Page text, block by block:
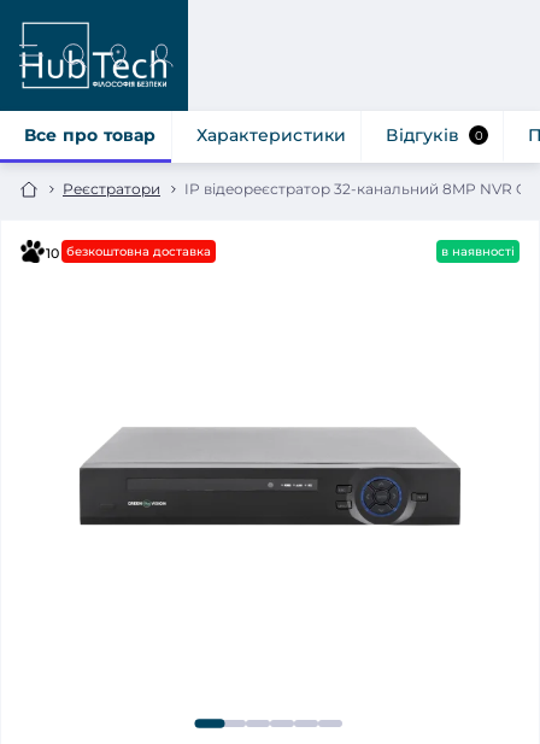
Реєстратори IP відеореєстратор 32-канальний 8MP NVR
Все про товар Характеристики Відгуків 0
10 безкоштовна доставка в наявності